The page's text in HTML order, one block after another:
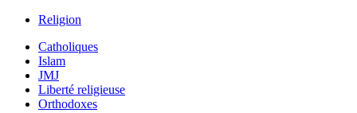
Religion
Catholiques
Islam
JMJ
Liberté religieuse
Orthodoxes